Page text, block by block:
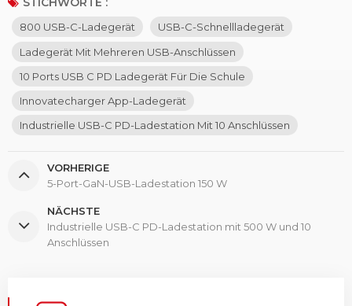
800 USB-C-Ladegerät
USB-C-Schnellladegerät
Ladegerät Mit Mehreren USB-Anschlüssen
10 Ports USB C PD Ladegerät Für Die Schule
Innovatecharger App-Ladegerät
Industrielle USB-C PD-Ladestation Mit 10 Anschlüssen
VORHERIGE
5-Port-GaN-USB-Ladestation 150 W
NÄCHSTE
Industrielle USB-C PD-Ladestation mit 500 W und 10
Anschlüssen